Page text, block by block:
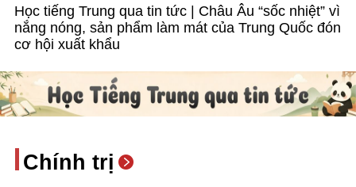
Học tiếng Trung qua tin tức | Châu Âu “sốc nhiệt” vì
nắng nóng, sản phẩm làm mát của Trung Quốc đón
cơ hội xuất khẩu
Chính trị